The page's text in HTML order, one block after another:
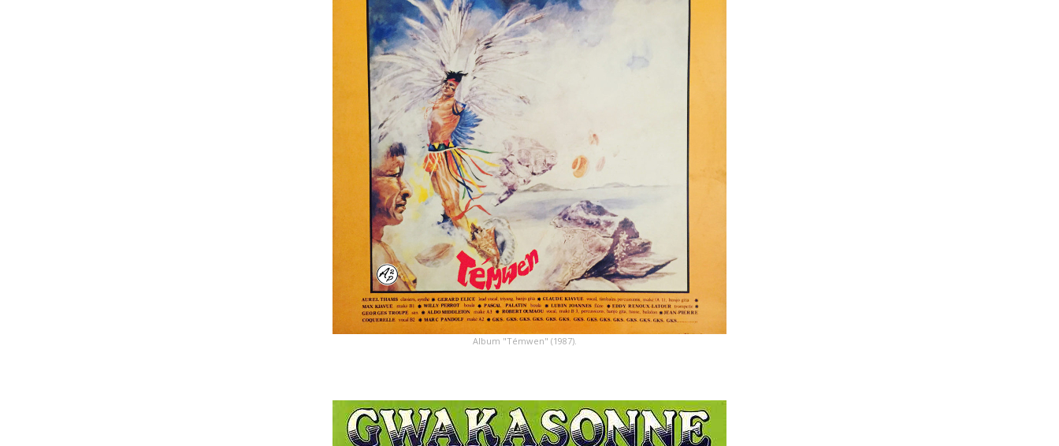
Album "Témwen" (1987).